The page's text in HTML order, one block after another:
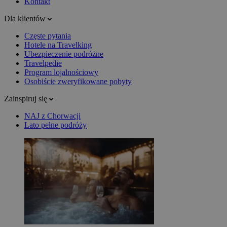
Dla klientów
Częste pytania
Hotele na Travelking
Ubezpieczenie podróżne
Travelpedie
Program lojalnościowy
Osobiście zweryfikowane pobyty
Zainspiruj się
NAJ z Chorwacji
Lato pełne podróży